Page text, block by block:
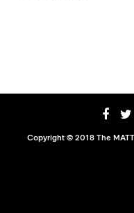
Copyright © 2018 The